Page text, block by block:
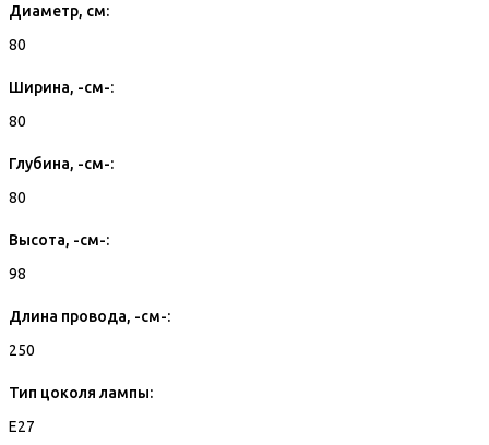
Диаметр, см:
80
Ширина, -см-:
80
Глубина, -см-:
80
Высота, -см-:
98
Длина провода, -см-:
250
Тип цоколя лампы:
E27